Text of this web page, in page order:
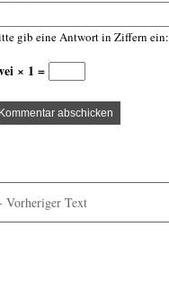
gib eine Antwort in Ziffern ein:
× 1 =
Text